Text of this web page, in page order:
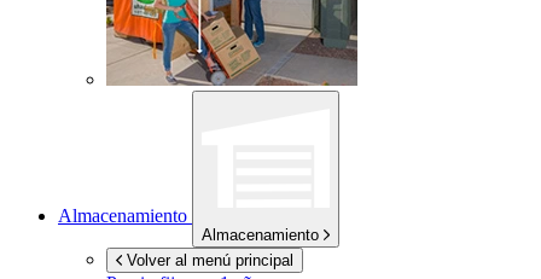
Almacenamiento
Almacenamiento
Volver al menú principal